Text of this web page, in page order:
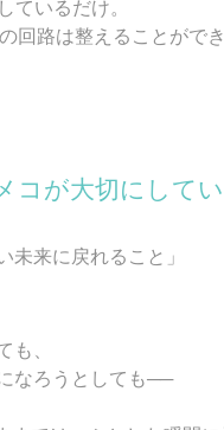
ているだけ。
回路は整えることができ
コが大切にして
未来に戻れること」
も、
なろうとしても──